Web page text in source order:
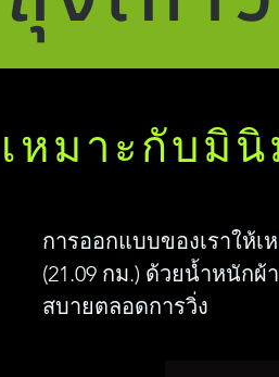
เหมาะกับมิ
การออกแบบของเราให้
(21.09 กม.) ด้วยน้ำหนัก
สบายตลอดการวิ่ง